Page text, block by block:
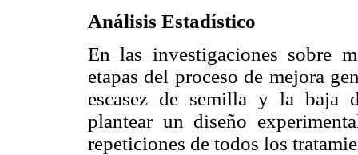
Análisis Estadístico
En las investigaciones sobre
etapas del proceso de mejora
escasez de semilla y la baja
plantear un diseño
repeticiones de todos los